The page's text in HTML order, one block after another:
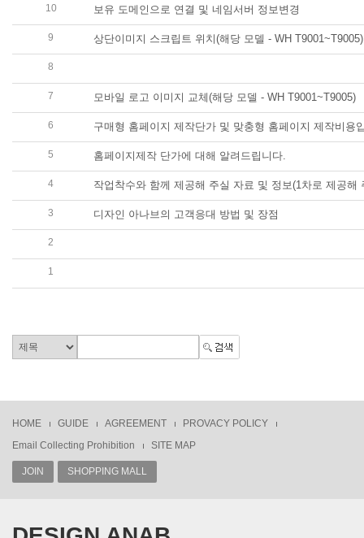
10 보유 도메인으로 연결 및 네임서버 정보변경
9 상단이미지 스크립트 위치(해당 모델 - WH T9001~T9005)
8
7 모바일 로고 이미지 교체(해당 모델 - WH T9001~T9005)
6 구매형 홈페이지 제작단가 및 맞충형 홈페이지 제작비용
5 홈페이지제작 단가에 대해 알려드립니다.
4 작업착수와 함께 제공해 주실 자료 및 정보(1차로 제공해
3 디자인 아나브의 고객응대 방법 및 장점
2
1
HOME GUIDE AGREEMENT
PROVACY POLICY
Email Collecting Prohibition
SITE MAP
JOIN SHOPPING MALL